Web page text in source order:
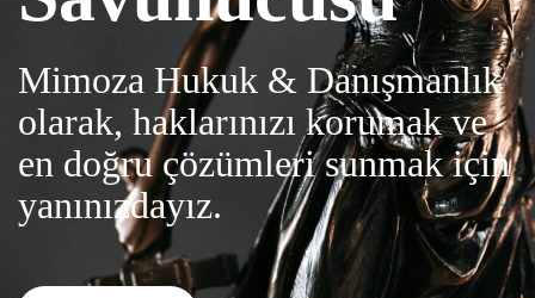
Mimoza Hukuk & Danışmanlık
olarak, haklarınızı korumak ve
en doğru çözümleri sunmak için
yanınızdayız.